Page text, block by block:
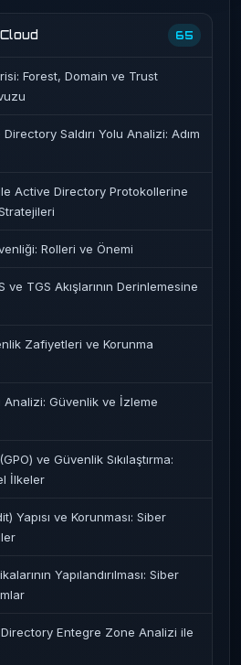
65
Forest, Domain ve Trust
Saldırı Yolu Analizi: Adım
Active Directory Protokollerine
Rolleri ve Önemi
TGS Akışlarının Derinlemesine
Zafiyetleri ve Korunma
Analizi: Güvenlik ve İzleme
ve Güvenlik Sıkılaştırma:
İlkeler
Yapısı ve Korunması: Siber
Yapılandırılması: Siber
Entegre Zone Analizi ile